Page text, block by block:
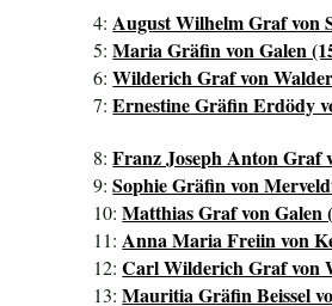
4:August Wilhelm Graf von
5:Maria Gräfin von Galen
6:Wilderich Graf von
7:Ernestine Gräfin Erdödy
8:Franz Joseph Anton Graf
9:Sophie Gräfin von
10:Matthias Graf von Galen
11:Anna Maria Freiin von
12:Carl Wilderich Graf von
13:Mauritia Gräfin Beissel